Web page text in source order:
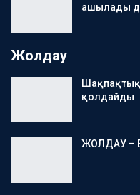
ашылады
Жолдау
қолдайды
ЖОЛДАУ –